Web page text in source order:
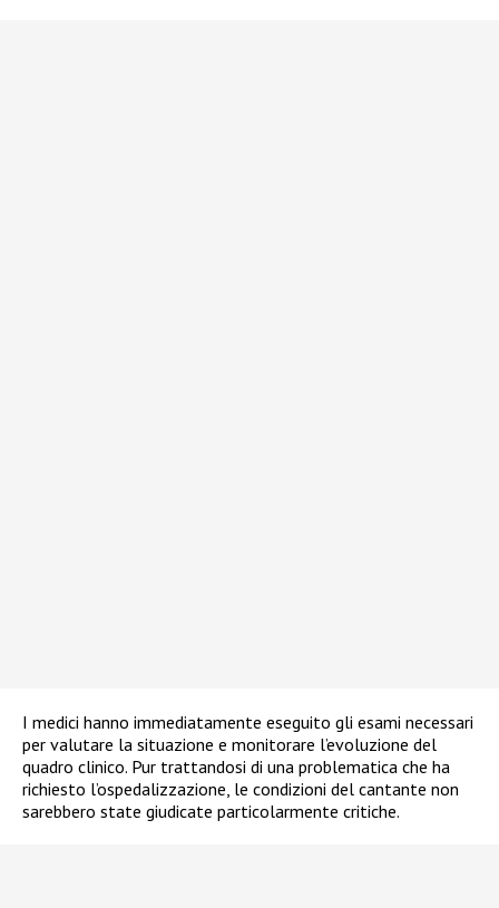
I medici hanno immediatamente eseguito gli esami necessari
per valutare la situazione e monitorare l’evoluzione del
quadro clinico. Pur trattandosi di una problematica che ha
richiesto l’ospedalizzazione, le condizioni del cantante non
sarebbero state giudicate particolarmente critiche.